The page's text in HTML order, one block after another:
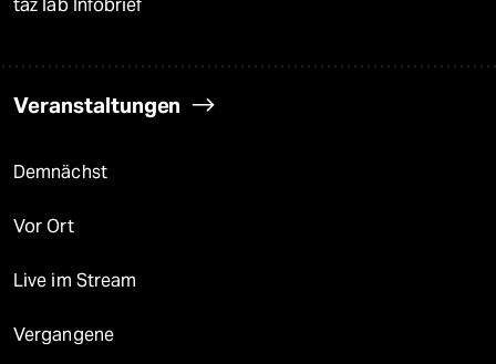
taz lab Infobrief
Veranstaltungen
Demnächst
Vor Ort
Live im Stream
Vergangene